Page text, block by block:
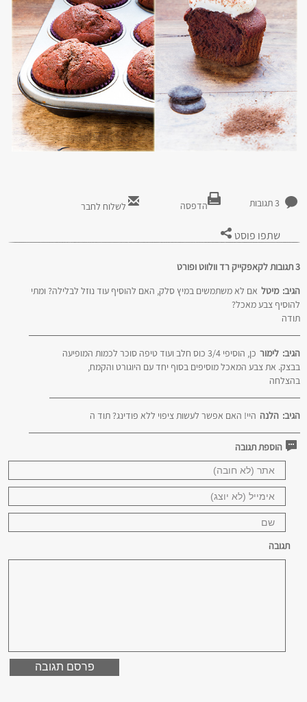
3 תגובות הדפסה לשלוח לחבר
שתפו פוסט
3 תגובות לקאפקייק רד וולווט ופורט
מיטל הגיב:
אם לא משתמשים במיץ סלק, האם להוסיף עוד נוזל לבלילה? ומתי
להוסיף צבע מאכל?
תודה
לימור הגיב:
כן, הוסיפי 3/4 כוס חלב ועוד טיפה סוכר לכמות המופיעה
בבצק. את צבע המאכל מוסיפים בסוף יחד עם היוגורט והקמח,
בהצלחה
הלנה הגיב: היי! האם אפשר לעשות ציפוי ללא פודינג? תוד ה
הוספת תגובה
תגובה